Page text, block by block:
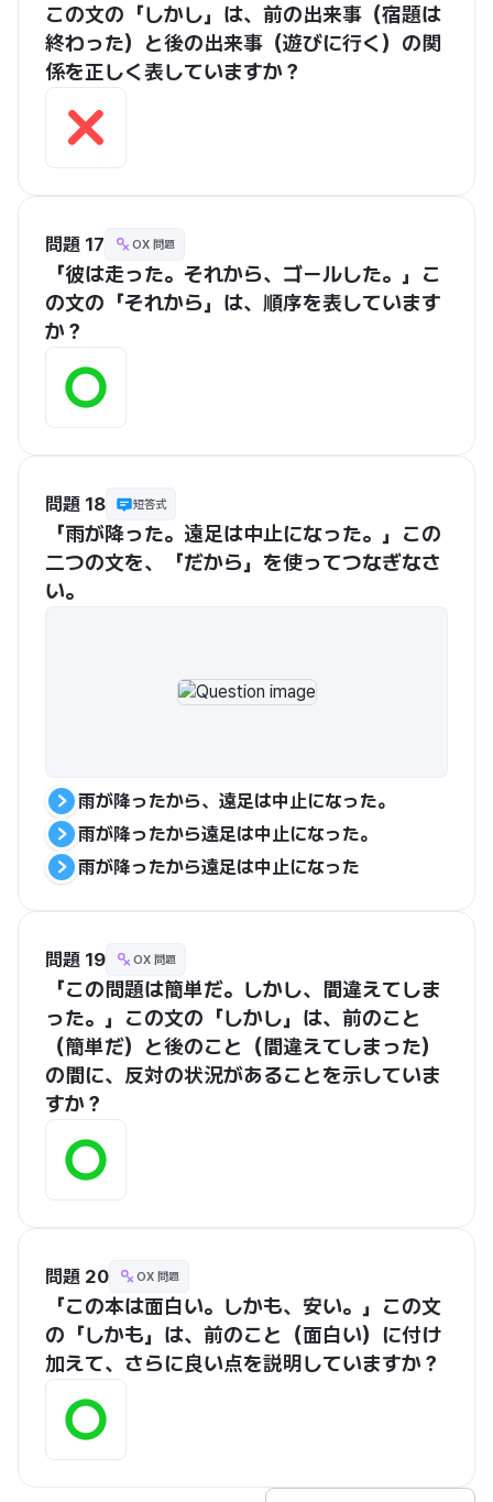
この文の「しかし」は、前の出来事（宿題は
終わった）と後の出来事（遊びに行く）の関
係を正しく表していますか？
問題 17 OX 問題
「彼は走った。それから、ゴールした。」こ
の文の「それから」は、順序を表しています
か？
問題 18 短答式
「雨が降った。遠足は中止になった。」この
二つの文を、「だから」を使ってつなぎなさ
い。
雨が降ったから、遠足は中止になった。
雨が降ったから遠足は中止になった。
雨が降ったから遠足は中止になった
問題 19 OX 問題
「この問題は簡単だ。しかし、間違えてしま
った。」この文の「しかし」は、前のこと
（簡単だ）と後のこと（間違えてしまった）
の間に、反対の状況があることを示していま
すか？
問題 20 OX 問題
「この本は面白い。しかも、安い。」この文
の「しかも」は、前のこと（面白い）に付け
加えて、さらに良い点を説明していますか？